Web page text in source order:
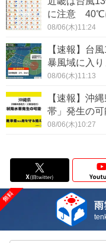
に注意 40℃
08/06(木)11:24
【速報】台
暴風域に入り
08/06(木)11:13
【速報】沖
帯」発生の
08/06(木)10:27
雨